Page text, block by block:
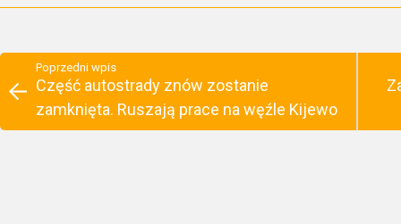
Poprzedni wpis
Część autostrady znów zostanie
zamknięta. Ruszają prace na węźle Kijewo